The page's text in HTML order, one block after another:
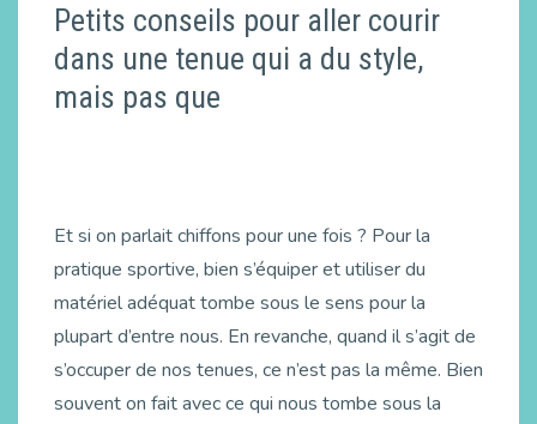
Petits conseils pour aller courir
dans une tenue qui a du style,
mais pas que
Et si on parlait chiffons pour une fois ? Pour la
pratique sportive, bien s’équiper et utiliser du
matériel adéquat tombe sous le sens pour la
plupart d’entre nous. En revanche, quand il s’agit de
s’occuper de nos tenues, ce n’est pas la même. Bien
souvent on fait avec ce qui nous tombe sous la